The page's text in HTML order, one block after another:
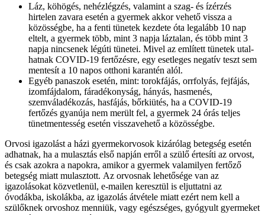
Láz, köhögés, nehézlégzés, valamint a szag- és ízérzés
hirtelen zavara esetén a gyermek akkor vehető vissza a
közösségbe, ha a fenti tünetek kezdete óta legalább 10 nap
eltelt, a gyermek több, mint 3 napja láztalan, és több mint 3
napja nincsenek légúti tünetei. Mivel az említett tünetek utal-
hatnak COVID-19 fertőzésre, egy esetleges negatív teszt sem
mentesít a 10 napos otthoni karantén alól.
Egyéb panaszok esetén, mint: torokfájás, orrfolyás, fejfájás,
izomfájdalom, fáradékonyság, hányás, hasmenés,
szemváladékozás, hasfájás, bőrkiütés, ha a COVID-19
fertőzés gyanúja nem merült fel, a gyermek 24 órás teljes
tünetmentesség esetén visszavehető a közösségbe.
Orvosi igazolást a házi gyermekorvosok kizárólag betegség esetén
adhatnak, ha a mulasztás első napján erről a szülő értesíti az orvost,
és csak azokra a napokra, amikor a gyermek valamilyen fertőző
betegség miatt mulasztott. Az orvosnak lehetősége van az
igazolásokat közvetlenül, e-mailen keresztül is eljuttatni az
óvodákba, iskolákba, az igazolás átvétele miatt ezért nem kell a
szülőknek orvoshoz menniük, vagy egészséges, gyógyult gyermeket